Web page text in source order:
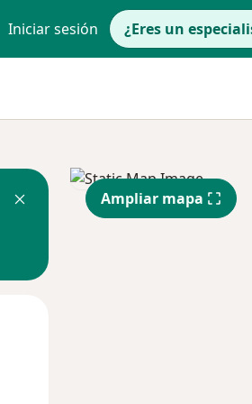
Iniciar sesión ¿Eres un
Ampliar mapa